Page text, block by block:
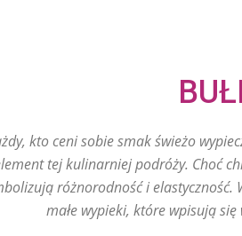
kto ceni sobie smak świeżo
tej kulinarniej podróży. Choć
różnorodność i
małe wypieki, które wpisują